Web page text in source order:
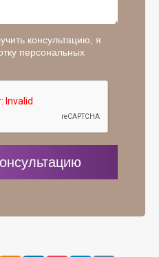
консультацию, я
персональных